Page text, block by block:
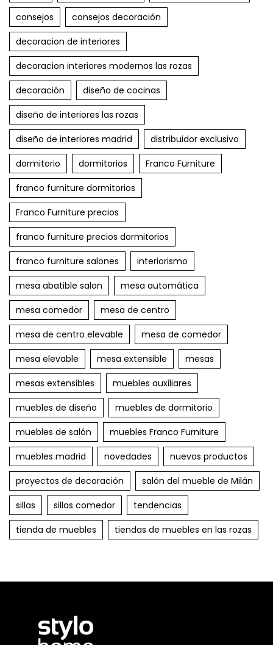
consejos
consejos decoración
decoracion de interiores
decoracion interiores modernos las rozas
decoración
diseño de cocinas
diseño de interiores las rozas
diseño de interiores madrid
distribuidor exclusivo
dormitorio
dormitorios
Franco Furniture
franco furniture dormitorios
Franco Furniture precios
franco furniture precios dormitorios
franco furniture salones
interiorismo
mesa abatible salon
mesa automática
mesa comedor
mesa de centro
mesa de centro elevable
mesa de comedor
mesa elevable
mesa extensible
mesas
mesas extensibles
muebles auxiliares
muebles de diseño
muebles de dormitorio
muebles de salón
muebles Franco Furniture
muebles madrid
novedades
nuevos productos
proyectos de decoración
salón del mueble de Milán
sillas
sillas comedor
tendencias
tienda de muebles
tiendas de muebles en las rozas